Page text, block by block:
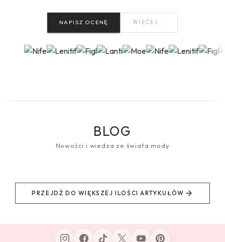
NAPISZ OCENĘ WIĘCEJ...
BLOG
Nowości i wiedza ze świata mody
PRZEJDŹ DO WIĘKSZEJ ILOŚCI ARTYKUŁÓW